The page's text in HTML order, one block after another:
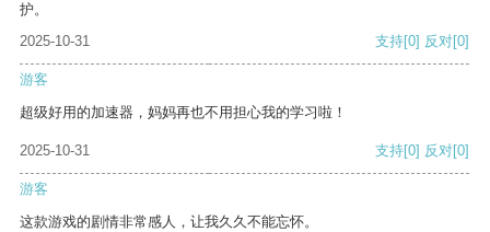
护。
2025-10-31
支持[0] 反对[0]
游客
超级好用的加速器，妈妈再也不用担心我的学习啦！
2025-10-31 支持[0] 反对[0]
游客
这款游戏的剧情非常感人，让我久久不能忘怀。